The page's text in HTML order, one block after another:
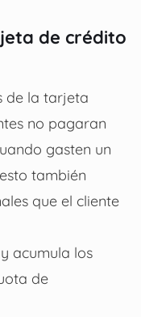
de crédito
de la tarjeta
no pagaran
gasten un
también
que el cliente
acumula los
de